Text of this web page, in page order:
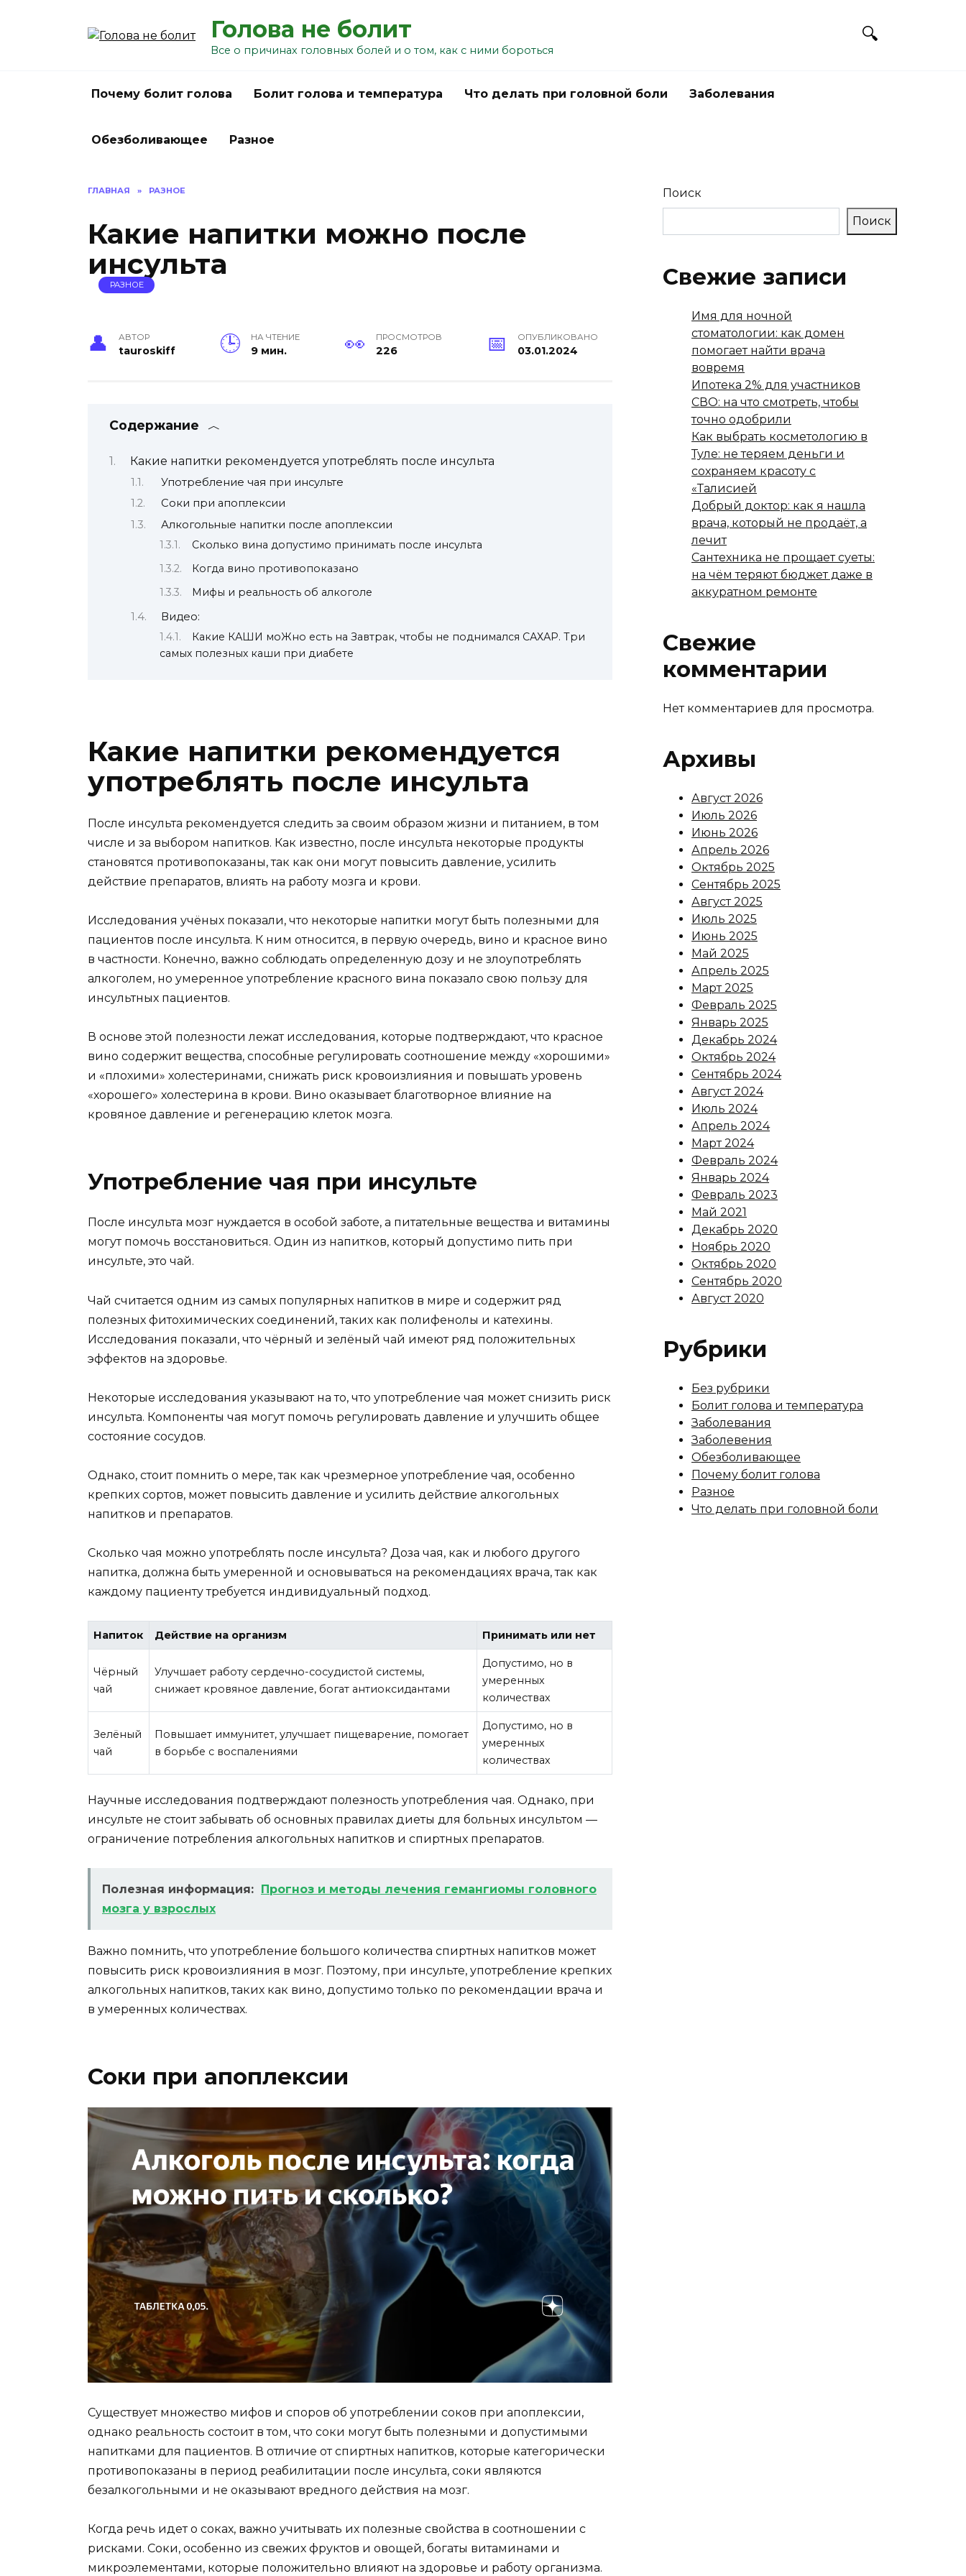
Голова не болит
Все о причинах головных болей и о том, как с ними бороться
Почему болит голова Болит голова и температура Что делать при головной боли Заболевания
Обезболивающее Разное
ГЛАВНАЯ » РАЗНОЕ
Какие напитки можно после
инсульта
РАЗНОЕ
АВТОР
tauroskiff
НА ЧТЕНИЕ
9 мин.
ПРОСМОТРОВ
226
ОПУБЛИКОВАНО
03.01.2024
Содержание
Какие напитки рекомендуется употреблять после инсульта
Употребление чая при инсульте
Соки при апоплексии
Алкогольные напитки после апоплексии
Сколько вина допустимо принимать после инсульта
Когда вино противопоказано
Мифы и реальность об алкоголе
Видео:
Какие КАШИ моЖно есть на Завтрак, чтобы не поднимался САХАР. Три
самых полезных каши при диабете
Какие напитки рекомендуется
употреблять после инсульта
После инсульта рекомендуется следить за своим образом жизни и питанием, в том
числе и за выбором напитков. Как известно, после инсульта некоторые продукты
становятся противопоказаны, так как они могут повысить давление, усилить
действие препаратов, влиять на работу мозга и крови.
Исследования учёных показали, что некоторые напитки могут быть полезными для
пациентов после инсульта. К ним относится, в первую очередь, вино и красное вино
в частности. Конечно, важно соблюдать определенную дозу и не злоупотреблять
алкоголем, но умеренное употребление красного вина показало свою пользу для
инсультных пациентов.
В основе этой полезности лежат исследования, которые подтверждают, что красное
вино содержит вещества, способные регулировать соотношение между «хорошими»
и «плохими» холестеринами, снижать риск кровоизлияния и повышать уровень
«хорошего» холестерина в крови. Вино оказывает благотворное влияние на
кровяное давление и регенерацию клеток мозга.
Употребление чая при инсульте
После инсульта мозг нуждается в особой заботе, а питательные вещества и витамины
могут помочь восстановиться. Один из напитков, который допустимо пить при
инсульте, это чай.
Чай считается одним из самых популярных напитков в мире и содержит ряд
полезных фитохимических соединений, таких как полифенолы и катехины.
Исследования показали, что чёрный и зелёный чай имеют ряд положительных
эффектов на здоровье.
Некоторые исследования указывают на то, что употребление чая может снизить риск
инсульта. Компоненты чая могут помочь регулировать давление и улучшить общее
состояние сосудов.
Однако, стоит помнить о мере, так как чрезмерное употребление чая, особенно
крепких сортов, может повысить давление и усилить действие алкогольных
напитков и препаратов.
Сколько чая можно употреблять после инсульта? Доза чая, как и любого другого
напитка, должна быть умеренной и основываться на рекомендациях врача, так как
каждому пациенту требуется индивидуальный подход.
Напиток Действие на организм Принимать или нет
Чёрный
чай
Улучшает работу сердечно-сосудистой системы,
снижает кровяное давление, богат антиоксидантами
Допустимо, но в
умеренных
количествах
Зелёный
чай
Повышает иммунитет, улучшает пищеварение, помогает
в борьбе с воспалениями
Допустимо, но в
умеренных
количествах
Научные исследования подтверждают полезность употребления чая. Однако, при
инсульте не стоит забывать об основных правилах диеты для больных инсультом —
ограничение потребления алкогольных напитков и спиртных препаратов.
Полезная информация: Прогноз и методы лечения гемангиомы головного
мозга у взрослых
Важно помнить, что употребление большого количества спиртных напитков может
повысить риск кровоизлияния в мозг. Поэтому, при инсульте, употребление крепких
алкогольных напитков, таких как вино, допустимо только по рекомендации врача и
в умеренных количествах.
Соки при апоплексии
Существует множество мифов и споров об употреблении соков при апоплексии,
однако реальность состоит в том, что соки могут быть полезными и допустимыми
напитками для пациентов. В отличие от спиртных напитков, которые категорически
противопоказаны в период реабилитации после инсульта, соки являются
безалкогольными и не оказывают вредного действия на мозг.
Когда речь идет о соках, важно учитывать их полезные свойства в соотношении с
рисками. Соки, особенно из свежих фруктов и овощей, богаты витаминами и
микроэлементами, которые положительно влияют на здоровье и работу организма.
Поиск
Поиск
Свежие записи
Имя для ночной
стоматологии: как домен
помогает найти врача
вовремя
Ипотека 2% для участников
СВО: на что смотреть, чтобы
точно одобрили
Как выбрать косметологию в
Туле: не теряем деньги и
сохраняем красоту с
«Талисией
Добрый доктор: как я нашла
врача, который не продаёт, а
лечит
Сантехника не прощает суеты:
на чём теряют бюджет даже в
аккуратном ремонте
Свежие
комментарии
Нет комментариев для просмотра.
Архивы
Август 2026
Июль 2026
Июнь 2026
Апрель 2026
Октябрь 2025
Сентябрь 2025
Август 2025
Июль 2025
Июнь 2025
Май 2025
Апрель 2025
Март 2025
Февраль 2025
Январь 2025
Декабрь 2024
Октябрь 2024
Сентябрь 2024
Август 2024
Июль 2024
Апрель 2024
Март 2024
Февраль 2024
Январь 2024
Февраль 2023
Май 2021
Декабрь 2020
Ноябрь 2020
Октябрь 2020
Сентябрь 2020
Август 2020
Рубрики
Без рубрики
Болит голова и температура
Заболевания
Заболевения
Обезболивающее
Почему болит голова
Разное
Что делать при головной боли